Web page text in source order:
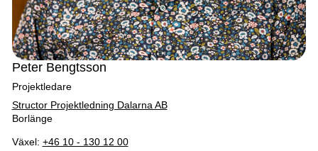
Peter Bengtsson
Projektledare
Structor Projektledning Dalarna AB
Borlänge
Växel: +46 10 - 130 12 00